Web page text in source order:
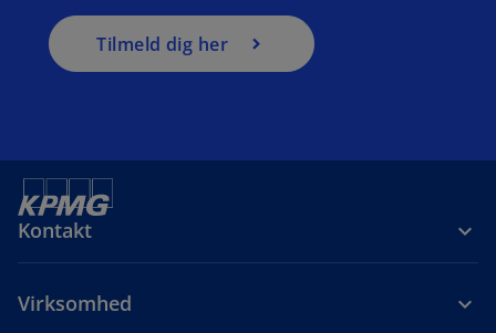
Tilmeld dig her
Kontakt
Virksomhed